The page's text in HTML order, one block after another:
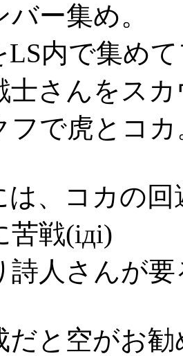
ー集め。
LS内で集め
士さんをス
フで虎とコカ
は、コカの
苦戦(iдi)
詩人さんが
だと空がお